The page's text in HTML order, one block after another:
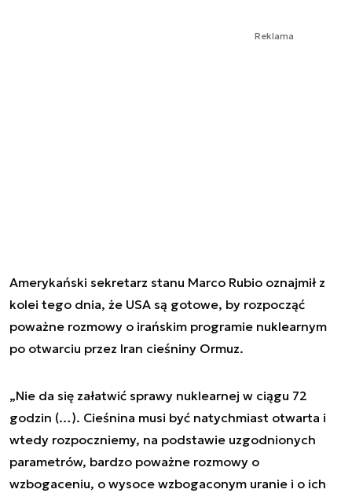
Reklama
Amerykański sekretarz stanu Marco Rubio oznajmił z
kolei tego dnia, że USA są gotowe, by rozpocząć
poważne rozmowy o irańskim programie nuklearnym
po otwarciu przez Iran cieśniny Ormuz.
„Nie da się załatwić sprawy nuklearnej w ciągu 72
godzin (…). Cieśnina musi być natychmiast otwarta i
wtedy rozpoczniemy, na podstawie uzgodnionych
parametrów, bardzo poważne rozmowy o
wzbogaceniu, o wysoce wzbogaconym uranie i o ich